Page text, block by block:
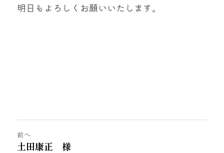
明日もよろしくお願いいたします。
前へ
土田康正 様